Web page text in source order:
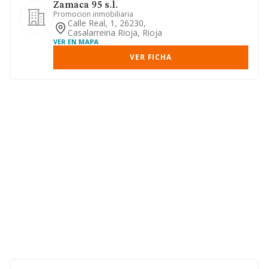
Zamaca 95 s.l.
Promocion inmobiliaria
Calle Real, 1, 26230,
Casalarreina Rioja, Rioja
VER EN MAPA
VER FICHA